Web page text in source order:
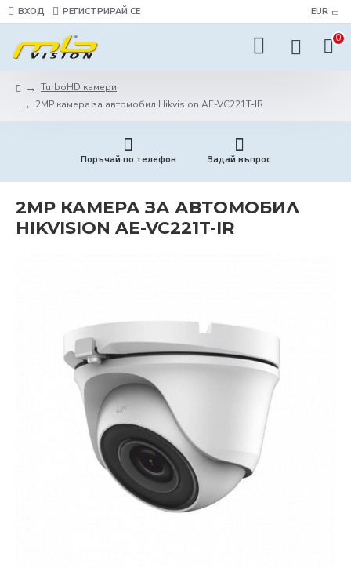
ВХОД РЕГИСТРИРАЙ СЕ EUR
0
TurboHD камери
2MP камера за автомобил Hikvision AE-VC221T-IR
Поръчай по телефон Задай въпрос
2MP КАМЕРА ЗА АВТОМОБИЛ
HIKVISION AE-VC221T-IR